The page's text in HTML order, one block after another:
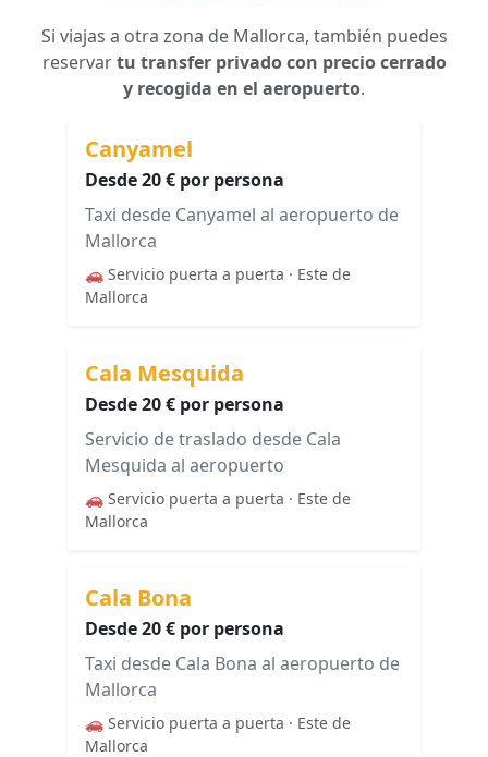
Si viajas a otra zona de Mallorca, también puedes
reservartu transfer privado con precio cerrado
y recogida en el aeropuerto.
Canyamel
Desde 20 € por persona
Taxi desde Canyamel al aeropuerto de
Mallorca
🚗 Servicio puerta a puerta · Este de
Mallorca
Cala Mesquida
Desde 20 € por persona
Servicio de traslado desde Cala
Mesquida al aeropuerto
🚗 Servicio puerta a puerta · Este de
Mallorca
Cala Bona
Desde 20 € por persona
Taxi desde Cala Bona al aeropuerto de
Mallorca
🚗 Servicio puerta a puerta · Este de
Mallorca